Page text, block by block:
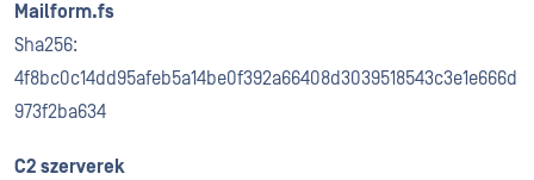
Mailform.fs
Sha256:
4f8bc0c14dd95afeb5a14be0f392a66408d3039518543c3e1e666d
973f2ba634
C2 szerverek